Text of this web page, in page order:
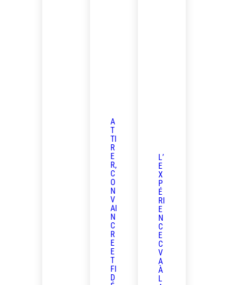
A
T
TI
R
E
R,
C
O
N
V
AI
N
C
R
E
E
T
FI
D
L’
E
X
P
É
RI
E
N
C
E
C
V
A
À
L